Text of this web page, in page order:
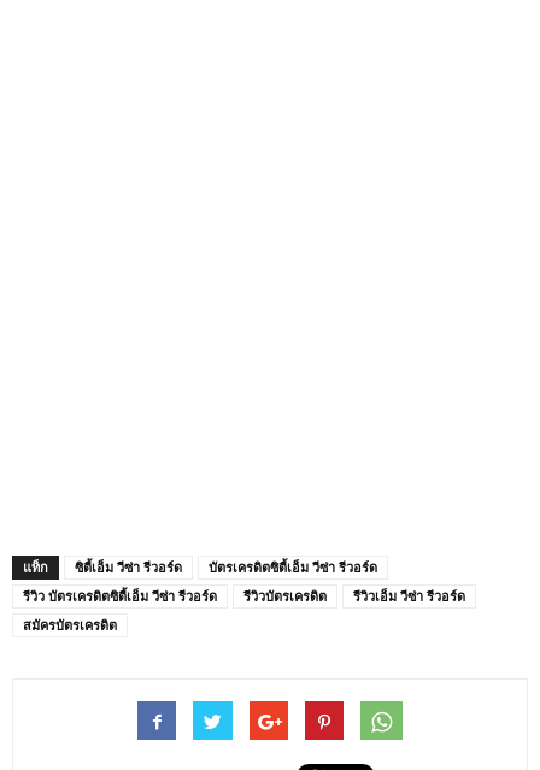
แท็ก ซิตี้เอ็ม วีซ่า รีวอร์ด
บัตรเครดิตซิตี้เอ็ม วีซ่า รีวอร์ด
รีวิว บัตรเครดิตซิตี้เอ็ม วีซ่า รีวอร์ด
รีวิวบัตรเครดิต
รีวิวเอ็ม วีซ่า รีวอร์ด
สมัครบัตรเครดิต